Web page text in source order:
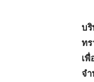
บริ
ท
เ
จำ